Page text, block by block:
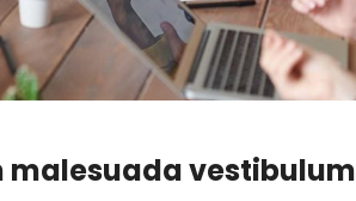
vestibulum